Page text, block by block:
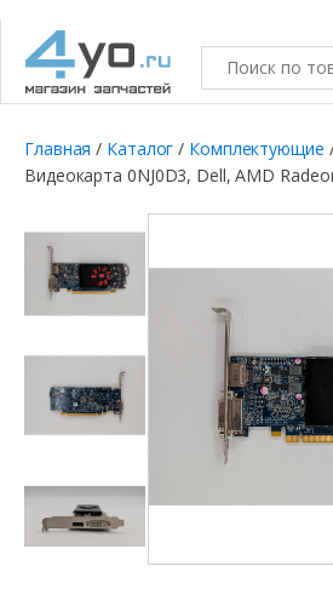
Главная / Каталог / Комплектующие
Видеокарта 0NJ0D3, Dell, AMD